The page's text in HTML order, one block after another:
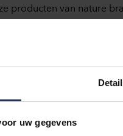
uw gegevens
producten van nature
Lunch & Learnsessie
brandclassificaties